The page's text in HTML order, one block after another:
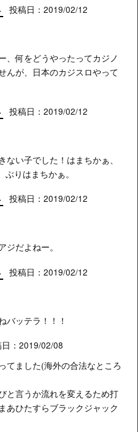
投稿日：2019/02/12
、何をどうやったってカジノ
んが、日本のカジスロやって
投稿日：2019/02/12
ない子でした！はまちかぁ、
りはまちかぁ。
投稿日：2019/02/12
ジだよねー。
投稿日：2019/02/12
バッテラ！！！
：2019/02/08
てました(海外の合法なところ
と言うか流れを変えるため打
あひたすらブラックジャック